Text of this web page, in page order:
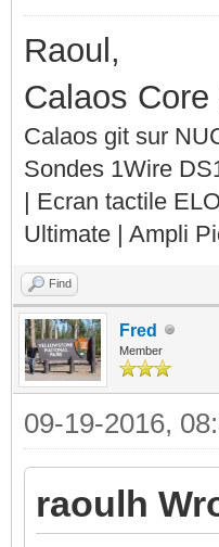
Raoul,
Calaos Core
Calaos git sur
Sondes 1Wire
| Ecran tactile
Ultimate | Ampli
Find
Fred
Member
09-19-2016,
raoulh